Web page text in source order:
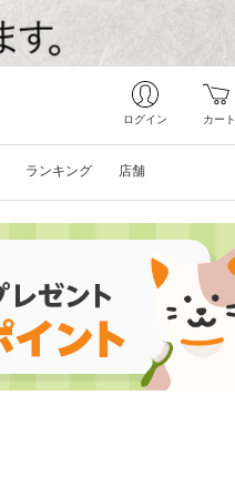
ログイン カート
ランキング 店舗